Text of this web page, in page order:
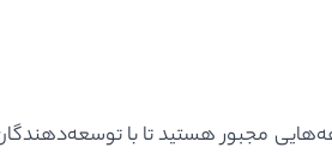
مجبور هستید تا با